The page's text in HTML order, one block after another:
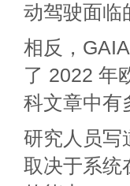
动驾驶面临
相反，
了 2022 年
科文章中有
研究人员写
取决于系统